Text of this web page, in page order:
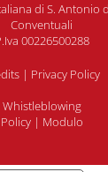
di S. Antonio
Conventuali
00226500288
| Privacy Policy
Whistleblowing
Policy| Modulo